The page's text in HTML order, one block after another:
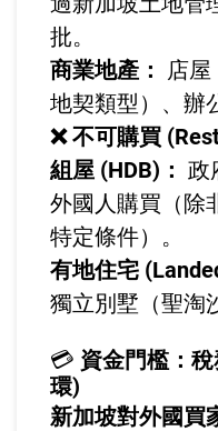
批。
商業地產：
店
地契類型）、辦
❌ 不可購買
組屋 (HDB)： 政
外國人購買（除
特定條件）。
有地住宅
獨立別墅（聖淘
💳 資金門檻：
環)
新加坡對外國買